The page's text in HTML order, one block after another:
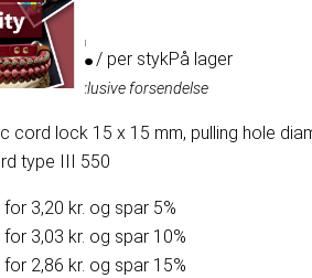
kr./ per stykPå lager
moms, eksklusive forsendelse
cord lock 15 x 15 mm, pulling hole
type III 550
3,20 kr. og spar 5%
3,03 kr. og spar 10%
2,86 kr. og spar 15%